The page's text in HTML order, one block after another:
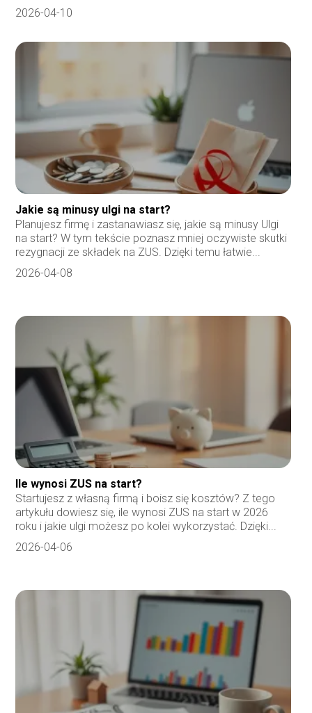
2026-04-10
Jakie są minusy ulgi na start?
Planujesz firmę i zastanawiasz się, jakie są minusy Ulgi
na start? W tym tekście poznasz mniej oczywiste skutki
rezygnacji ze składek na ZUS. Dzięki temu łatwie...
2026-04-08
Ile wynosi ZUS na start?
Startujesz z własną firmą i boisz się kosztów? Z tego
artykułu dowiesz się, ile wynosi ZUS na start w 2026
roku i jakie ulgi możesz po kolei wykorzystać. Dzięki...
2026-04-06